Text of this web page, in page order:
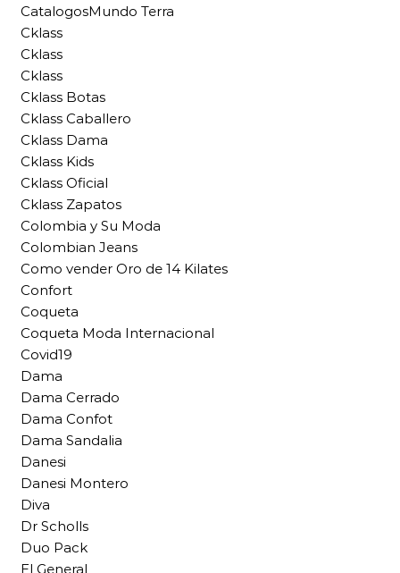
CatalogosMundo Terra
Cklass
Cklass
Cklass
Cklass Botas
Cklass Caballero
Cklass Dama
Cklass Kids
Cklass Oficial
Cklass Zapatos
Colombia y Su Moda
Colombian Jeans
Como vender Oro de 14 Kilates
Confort
Coqueta
Coqueta Moda Internacional
Covid19
Dama
Dama Cerrado
Dama Confot
Dama Sandalia
Danesi
Danesi Montero
Diva
Dr Scholls
Duo Pack
El General